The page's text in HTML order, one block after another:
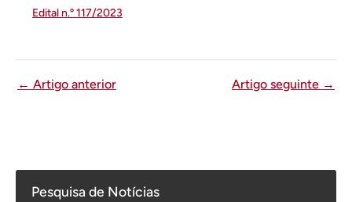
Pesquisa de Notícias
Edital n.º 117/2023
← Artigo anterior Artigo seguinte →